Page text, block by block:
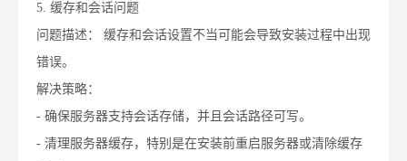
5. 缓存和会话问题
问题描述： 缓存和会话设置不当可能会导致安装过程中出现
错误。
解决策略：
- 确保服务器支持会话存储，并且会话路径可写。
- 清理服务器缓存，特别是在安装前重启服务器或清除缓存